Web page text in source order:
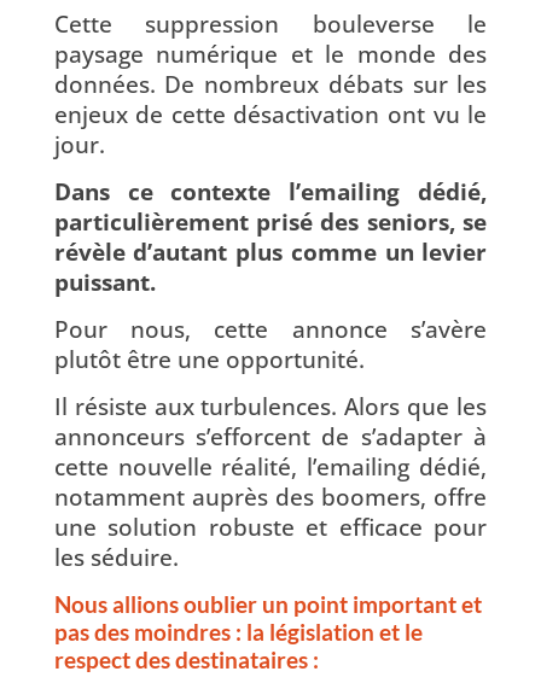
Cette suppression bouleverse le
paysage numérique et le monde des
données. De nombreux débats sur les
enjeux de cette désactivation ont vu le
jour.
Dans ce contexte l’emailing dédié,
particulièrement prisé des seniors, se
révèle d’autant plus comme un levier
puissant.
Pour nous, cette annonce s’avère
plutôt être une opportunité.
Il résiste aux turbulences. Alors que les
annonceurs s’efforcent de s’adapter à
cette nouvelle réalité, l’emailing dédié,
notamment auprès des boomers, offre
une solution robuste et efficace pour
les séduire.
Nous allions oublier un point important et
pas des moindres : la législation et le
respect des destinataires :